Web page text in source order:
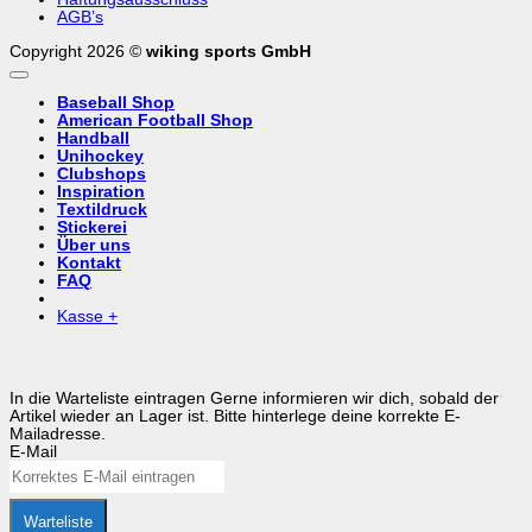
AGB’s
Copyright 2026 © wiking sports GmbH
Baseball Shop
American Football Shop
Handball
Unihockey
Clubshops
Inspiration
Textildruck
Stickerei
Über uns
Kontakt
FAQ
Kasse +
In die Warteliste eintragen Gerne informieren wir dich, sobald der
Artikel wieder an Lager ist. Bitte hinterlege deine korrekte E-
Mailadresse.
E-Mail
Warteliste